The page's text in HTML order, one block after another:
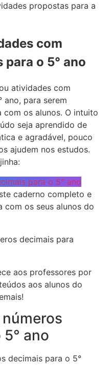
propostas para a
com
o 5° ano
atividades com
ano, para serem
com os alunos. O intuito
seja aprendido de
e agradável, pouco
ajudem nos estudos.
para o 5° ano
caderno completo e
com os seus alunos do
aos professores por
aos alunos do
ano
decimais para o 5°